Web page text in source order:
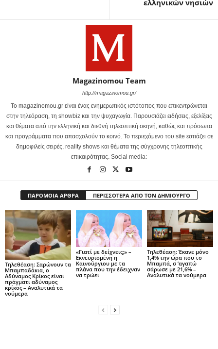
ελληνικών νησιών
Magazinomou Team
http://magazinomou.gr/
Το magazinomou.gr είναι ένας ενημερωτικός ιστότοπος που επικεντρώνεται
στην τηλεόραση, τη showbiz και την ψυχαγωγία. Παρουσιάζει ειδήσεις, εξελίξεις
και θέματα από την ελληνική και διεθνή τηλεοπτική σκηνή, καθώς και πρόσωπα
και προγράμματα που απασχολούν το κοινό. Το περιεχόμενο του site εστιάζει σε
δημοφιλείς σειρές, reality shows και θέματα της σύγχρονης τηλεοπτικής
επικαιρότητας. Social media:
ΠΑΡΟΜΟΙΑ ΑΡΘΡΑ ΠΕΡΙΣΣΟΤΕΡΑ ΑΠΟ ΤΟΝ ΔΗΜΙΟΥΡΓΟ
Τηλεθέαση: Σαρώνουν τα
Μπαμπαδάκια, ο
Αδύναμος Κρίκος είναι
πράγματι αδύναμος
κρίκος – Αναλυτικά τα
νούμερα
«Γιατί με δείχνεις;» –
Εκνευρισμένη η
Καινούργιου με τα
πλάνα που την έδειχναν
να τρώει
Τηλεθέαση: Έκανε μόνο
1,4% την ώρα που το
Μπαμπά, σ ’αγαπώ
σάρωσε με 21,6% –
Αναλυτικά τα νούμερα